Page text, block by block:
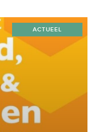
maar doordat
ACTUEEL